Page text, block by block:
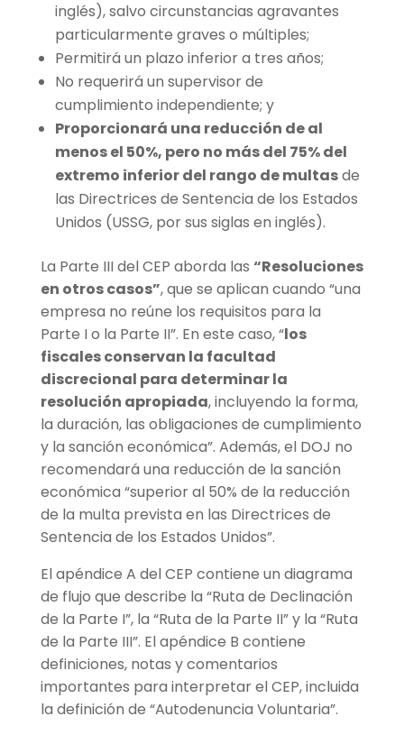
inglés), salvo circunstancias agravantes
particularmente graves o múltiples;
Permitirá un plazo inferior a tres años;
No requerirá un supervisor de
cumplimiento independiente; y
Proporcionará una reducción de al
menos el 50%, pero no más del 75% del
extremo inferior del rango de multasde
las Directrices de Sentencia de los Estados
Unidos (USSG, por sus siglas en inglés).
La Parte III del CEP aborda las “Resoluciones
en otros casos”, que se aplican cuando “una
empresa no reúne los requisitos para la
Parte I o la Parte II”. En este caso, “los
fiscales conservan la facultad
discrecional para determinar la
resolución apropiada, incluyendo la forma,
la duración, las obligaciones de cumplimiento
y la sanción económica”. Además, el DOJ no
recomendará una reducción de la sanción
económica “superior al 50% de la reducción
de la multa prevista en las Directrices de
Sentencia de los Estados Unidos”.
El apéndice A del CEP contiene un diagrama
de flujo que describe la “Ruta de Declinación
de la Parte I”, la “Ruta de la Parte II” y la “Ruta
de la Parte III”. El apéndice B contiene
definiciones, notas y comentarios
importantes para interpretar el CEP, incluida
la definición de “Autodenuncia Voluntaria”.